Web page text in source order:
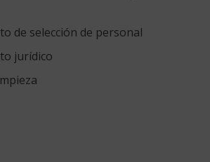
de selección de personal
jurídico